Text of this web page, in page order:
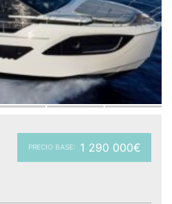
PRECIO BASE: 1 290 000€